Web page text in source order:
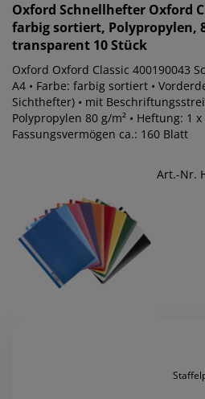
Oxford Schnellhefter Oxford
farbig sortiert, Polypropylen,
transparent 10 Stück
Oxford Oxford Classic 400190043
A4 • Farbe: farbig sortiert •
Sichthefter) • mit
Polypropylen 80 g/m² • Heftung: 1
Fassungsvermögen ca.: 160 Blatt
Art.-Nr.